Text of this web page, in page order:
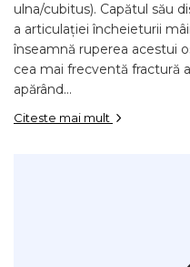
ulna/cubitus). Capătul său
a articulației încheieturii
înseamnă ruperea acestui
cea mai frecventă fractură
apărând...
Citeste mai mult